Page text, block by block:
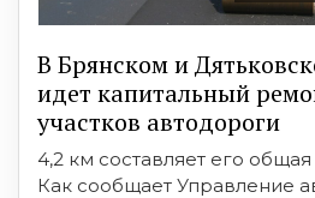
В Брянском и
идет капитальный
участков автодороги
4,2 км составляет его
Как сообщает Управление